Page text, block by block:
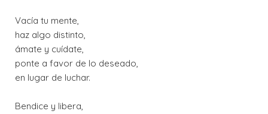
Vacía tu mente,
haz algo distinto,
ámate y cuídate,
ponte a favor de lo deseado,
en lugar de luchar.
Bendice y libera,